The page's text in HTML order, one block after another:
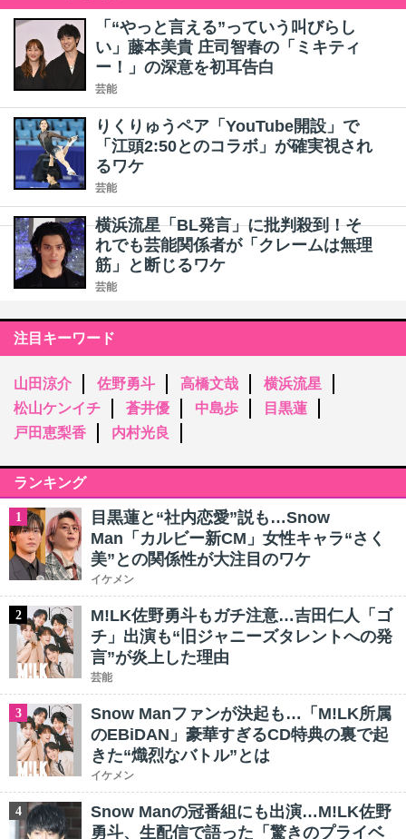
「“やっと言える”っていう叫びらし
い」藤本美貴 庄司智春の「ミキティ
ー！」の深意を初耳告白
芸能
りくりゅうペア「YouTube開設」で
「江頭2:50とのコラボ」が確実視され
るワケ
芸能
横浜流星「BL発言」に批判殺到！そ
れでも芸能関係者が「クレームは無理
筋」と断じるワケ
芸能
注目キーワード
山田涼介 佐野勇斗 高橋文哉
横浜流星
松山ケンイチ
蒼井優 中島歩
目黒蓮
戸田恵梨香
内村光良
ランキング
1
目黒蓮と“社内恋愛”説も…Snow
Man「カルビー新CM」女性キャラ“さく
美”との関係性が大注目のワケ
イケメン
2
M!LK佐野勇斗もガチ注意…吉田仁人「ゴ
チ」出演も“旧ジャニーズタレントへの発
言”が炎上した理由
芸能
3
Snow Manファンが決起も…「M!LK所属
のEBiDAN」豪華すぎるCD特典の裏で起
きた“熾烈なバトル”とは
イケメン
4
Snow Manの冠番組にも出演…M!LK佐野
勇斗、生配信で語った「驚きのプライベ